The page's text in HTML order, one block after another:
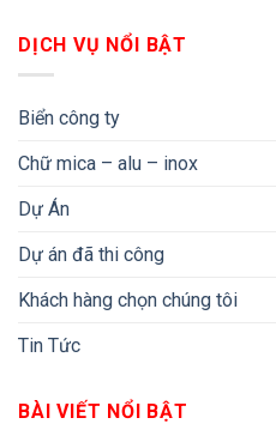
DỊCH VỤ NỔI BẬT
Biển công ty
Chữ mica – alu – inox
Dự Án
Dự án đã thi công
Khách hàng chọn chúng tôi
Tin Tức
BÀI VIẾT NỔI BẬT